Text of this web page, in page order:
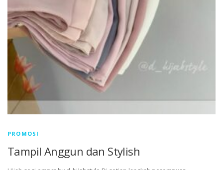
PROMOSI
Tampil Anggun dan Stylish